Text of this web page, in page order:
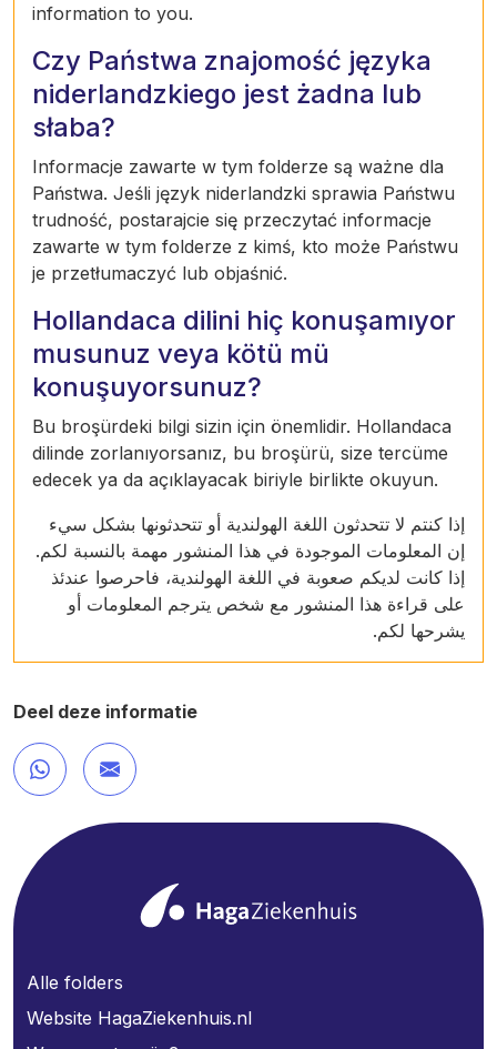
information to you.
Czy Państwa znajomość języka
niderlandzkiego jest żadna lub
słaba?
Informacje zawarte w tym folderze są ważne dla
Państwa. Jeśli język niderlandzki sprawia Państwu
trudność, postarajcie się przeczytać informacje
zawarte w tym folderze z kimś, kto może Państwu
je przetłumaczyć lub objaśnić.
Hollandaca dilini hiç konuşamıyor
musunuz veya kötü mü
konuşuyorsunuz?
Bu broşürdeki bilgi sizin için önemlidir. Hollandaca
dilinde zorlanıyorsanız, bu broşürü, size tercüme
edecek ya da açıklayacak biriyle birlikte okuyun.
إذا كنتم لا تتحدثون اللغة الهولندية أو تتحدثونها بشكل سيء
إن المعلومات الموجودة في هذا المنشور مهمة بالنسبة لكم.
إذا كانت لديكم صعوبة في اللغة الهولندية، فاحرصوا عندئذ
على قراءة هذا المنشور مع شخص يترجم المعلومات أو
يشرحها لكم.
Deel deze informatie
Alle folders
Website HagaZiekenhuis.nl